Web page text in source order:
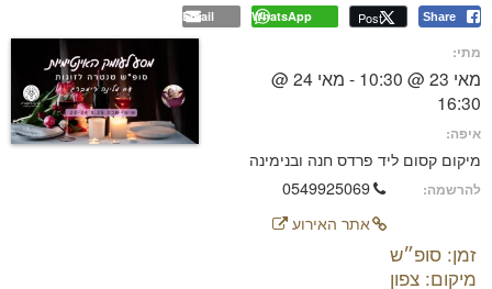
Share
Post
WhatsApp
Email
מתי:
מאי 23 @ 10:30 - מאי 24 @
16:30
איפה:
מיקום קסום ליד פרדס חנה ובנימינה
להרשמה:
0549925069
אתר האירוע
זמן: סופ״ש
מיקום: צפון